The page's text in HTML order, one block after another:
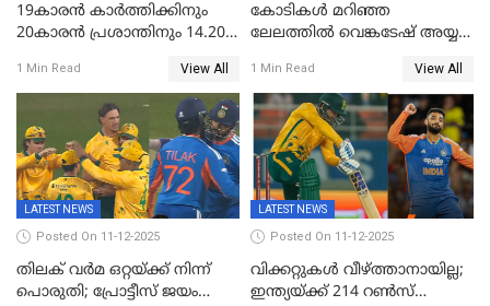
19കാരൻ കാർത്തിക്കിനും
20കാരൻ പ്രശാന്തിനും 14.20
കോടിക്ക് ഡൽഹിയിൽ;
മലയാളി താരം വിഘ്നേഷ്
പുത്തുർ രാജസ്ഥാനിൽ
1 Min Read View All
കോടികൾ മറിഞ്ഞ
ലേലത്തിൽ വെങ്കടേഷ് അയ്യര്‍
ബംഗളൂരുവില്‍; ക്വിന്റണ്‍ ഡി
കോക്ക് മുംബൈ
ഇന്ത്യന്‍സില്‍; 25കോടിക്ക്
കാമറൂൺ ഗ്രീൻ
കൊൽക്കത്തയിൽ
1 Min Read View All
LATEST NEWS
Posted On 11-12-2025
തിലക് വർമ ഒറ്റയ്ക്ക് നിന്ന്
പൊരുതി; പ്രോട്ടീസ് ജയം
LATEST NEWS
Posted On 11-12-2025
വിക്കറ്റുകൾ വീഴ്ത്താനായില്ല;
ഇന്ത്യയ്ക്ക് 214 റൺസ്